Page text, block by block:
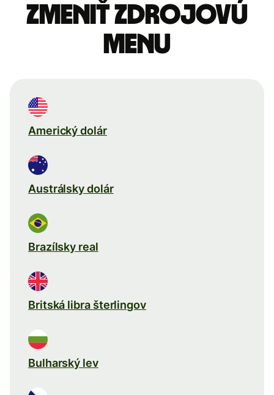
Zmeniť zdrojovú
menu
Americký dolár
Austrálsky dolár
Brazílsky real
Britská libra šterlingov
Bulharský lev